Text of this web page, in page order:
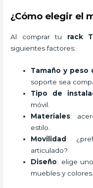
¿Cómo elegir el
Al comprar tu rack
siguientes factores:
Tamaño y peso
soporte sea
Tipo de
móvil.
Materiales:
estilo.
Movilidad :
articulado?
Diseño: elige
muebles y colores.